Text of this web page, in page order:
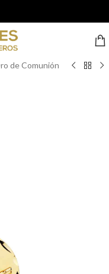
de Comunión